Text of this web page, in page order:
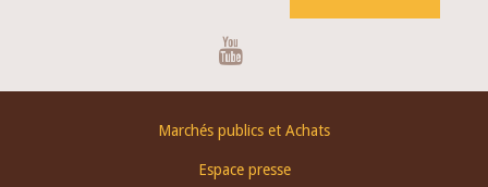
Marchés publics et Achats
Espace presse